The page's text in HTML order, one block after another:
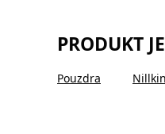
PRODUKT
Pouzdra Nillkin